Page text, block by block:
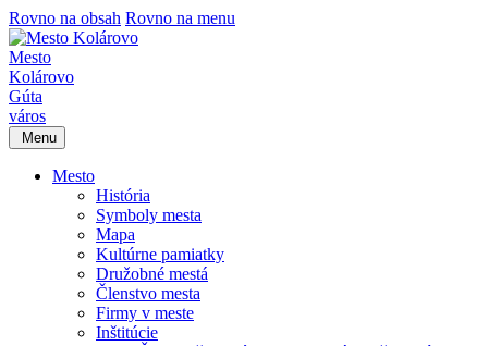
Rovno na obsah Rovno na menu
Mesto
Kolárovo
Gúta
város
Menu
Mesto
História
Symboly mesta
Mapa
Kultúrne pamiatky
Družobné mestá
Členstvo mesta
Firmy v meste
Inštitúcie